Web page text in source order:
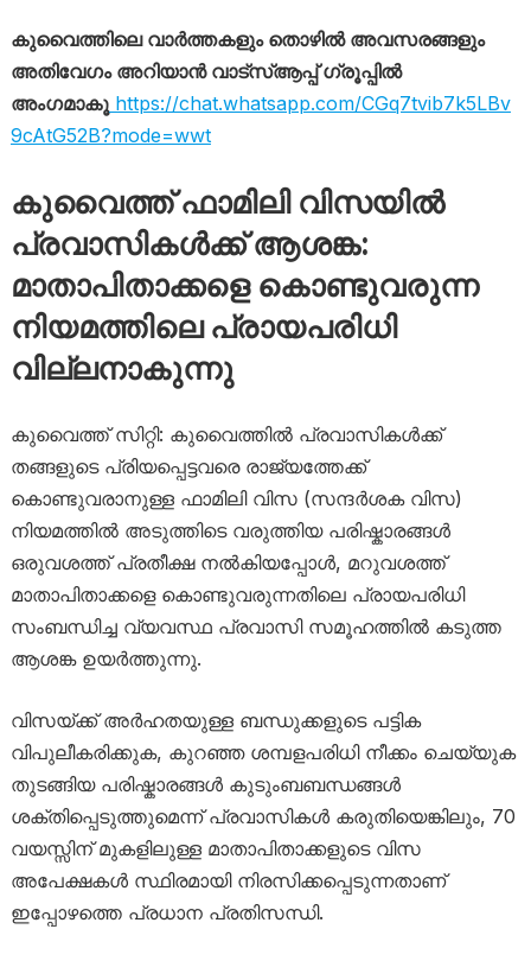
കുവൈത്തിലെ വാർത്തകളും തൊഴിൽ അവസരങ്ങളും
അതിവേഗം അറിയാൻ വാട്സ്ആപ്പ് ഗ്രൂപ്പിൽ
അംഗമാകൂhttps://chat.whatsapp.com/CGq7tvib7k5LBv
9cAtG52B?mode=wwt
കുവൈത്ത് ഫാമിലി വിസയിൽ
പ്രവാസികൾക്ക് ആശങ്ക:
മാതാപിതാക്കളെ കൊണ്ടുവരുന്ന
നിയമത്തിലെ പ്രായപരിധി
വില്ലനാകുന്നു
കുവൈത്ത് സിറ്റി: കുവൈത്തിൽ പ്രവാസികൾക്ക്
തങ്ങളുടെ പ്രിയപ്പെട്ടവരെ രാജ്യത്തേക്ക്
കൊണ്ടുവരാനുള്ള ഫാമിലി വിസ (സന്ദർശക വിസ)
നിയമത്തിൽ അടുത്തിടെ വരുത്തിയ പരിഷ്കാരങ്ങൾ
ഒരുവശത്ത് പ്രതീക്ഷ നൽകിയപ്പോൾ, മറുവശത്ത്
മാതാപിതാക്കളെ കൊണ്ടുവരുന്നതിലെ പ്രായപരിധി
സംബന്ധിച്ച വ്യവസ്ഥ പ്രവാസി സമൂഹത്തിൽ കടുത്ത
ആശങ്ക ഉയർത്തുന്നു.
വിസയ്ക്ക് അർഹതയുള്ള ബന്ധുക്കളുടെ പട്ടിക
വിപുലീകരിക്കുക, കുറഞ്ഞ ശമ്പളപരിധി നീക്കം ചെയ്യുക
തുടങ്ങിയ പരിഷ്കാരങ്ങൾ കുടുംബബന്ധങ്ങൾ
ശക്തിപ്പെടുത്തുമെന്ന് പ്രവാസികൾ കരുതിയെങ്കിലും, 70
വയസ്സിന് മുകളിലുള്ള മാതാപിതാക്കളുടെ വിസ
അപേക്ഷകൾ സ്ഥിരമായി നിരസിക്കപ്പെടുന്നതാണ്
ഇപ്പോഴത്തെ പ്രധാന പ്രതിസന്ധി.